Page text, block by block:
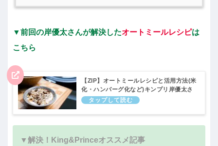
▼前回の岸優太さんが解決したオートミールレシピは
こちら
【ZIP】オートミールレシピと活用方法(米
化・ハンバーグ化など)キンプリ岸優太さ
んが解決｜1月24日
▼解決！King&Princeオススメ記事